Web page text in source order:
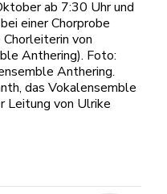
ab 7:30 Uhr und
einer Chorprobe
von
Anthering). Foto:
Anthering.
das Vokalensemble
Leitung von Ulrike